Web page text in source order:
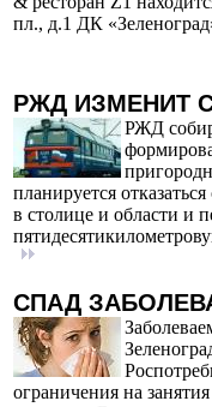
пл., д.1 ДК
РЖД ИЗМЕНИТ
РЖД
планируется
в столице и области и
СПАД
ограничения на